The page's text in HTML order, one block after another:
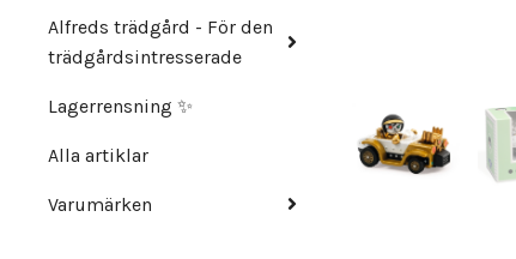
Alfreds trädgård - För den
trädgårdsintresserade
Lagerrensning ✨
Alla artiklar
Varumärken